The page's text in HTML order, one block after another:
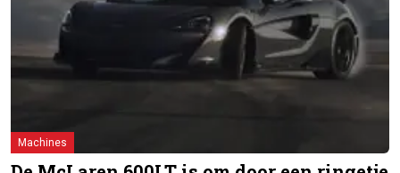
Machines